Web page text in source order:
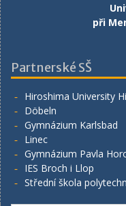
při
Partnerské SŠ
Hiroshima University
Döbeln
Gymnázium Karlsbad
Linec
Gymnázium Pavla
IES Broch i Llop
Střední škola